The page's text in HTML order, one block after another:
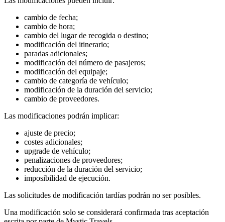
cambio de fecha;
cambio de hora;
cambio del lugar de recogida o destino;
modificación del itinerario;
paradas adicionales;
modificación del número de pasajeros;
modificación del equipaje;
cambio de categoría de vehículo;
modificación de la duración del servicio;
cambio de proveedores.
Las modificaciones podrán implicar:
ajuste de precio;
costes adicionales;
upgrade de vehículo;
penalizaciones de proveedores;
reducción de la duración del servicio;
imposibilidad de ejecución.
Las solicitudes de modificación tardías podrán no ser posibles.
Una modificación solo se considerará confirmada tras aceptación